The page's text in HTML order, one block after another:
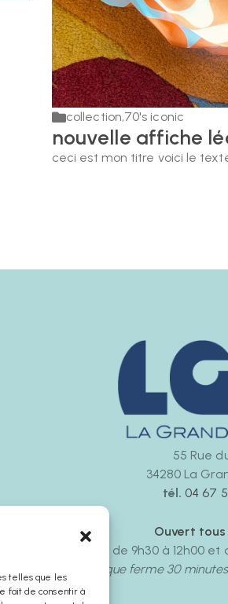
telles que les
fait de consentir à
collection,70's iconic
nouvelle affiche
ceci est mon titre voici le
55 Rue
34280 La
tél. 04 67
Ouvert tous
de 9h30 à 12h00 et
La boutique ferme 30